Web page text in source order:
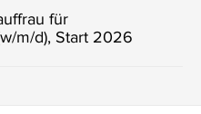
für
m/d), Start 2026